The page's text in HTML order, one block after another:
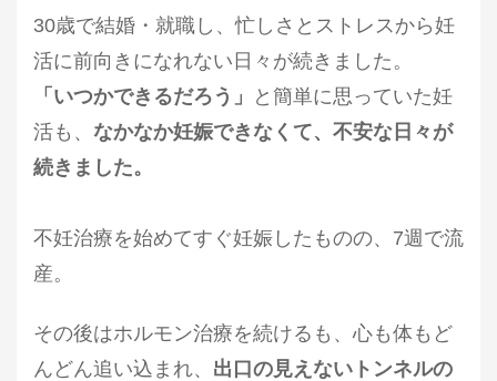
30歳で結婚・就職し、忙しさとストレスから妊
活に前向きになれない日々が続きました。
「いつかできるだろう」
と簡単に思っていた妊
活も、 なかなか妊娠できなくて、不安な日々が
続きました。
不妊治療を始めてすぐ妊娠したものの、7週で流
産。
その後はホルモン治療を続けるも、心も体もど
んどん追い込まれ、 出口の見えないトンネルの